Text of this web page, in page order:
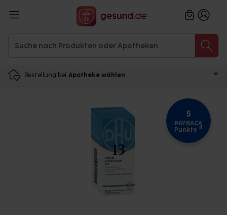
Bestellung bei Apotheke wählen
5
PAYBACK
Punkte 4